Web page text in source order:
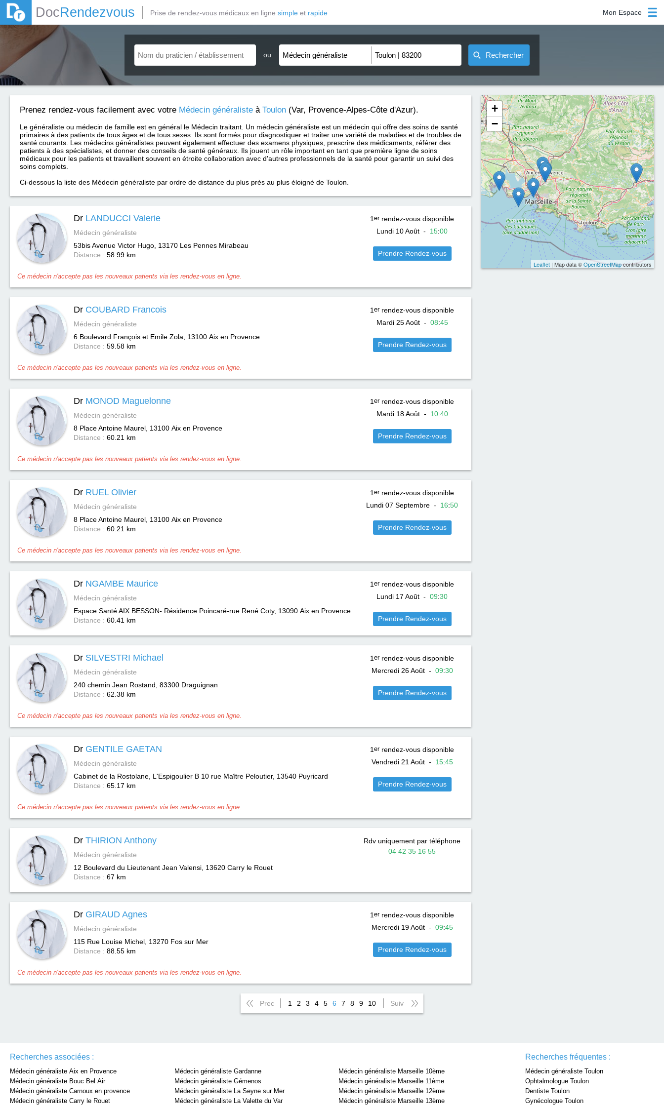
DocRendezvous Prise de rendez-vous médicaux en ligne simple et rapide Mon Espace
ou Rechercher
+
−
Leaflet | Map data ©OpenStreetMapcontributors
Prenez rendez-vous facilement avec votre Médecin généraliste à Toulon (Var, Provence-Alpes-Côte d'Azur).
Le généraliste ou médecin de famille est en général le Médecin traitant. Un médecin généraliste est un médecin qui offre des soins de santé
primaires à des patients de tous âges et de tous sexes. Ils sont formés pour diagnostiquer et traiter une variété de maladies et de troubles de
santé courants. Les médecins généralistes peuvent également effectuer des examens physiques, prescrire des médicaments, référer des
patients à des spécialistes, et donner des conseils de santé généraux. Ils jouent un rôle important en tant que première ligne de soins
médicaux pour les patients et travaillent souvent en étroite collaboration avec d'autres professionnels de la santé pour garantir un suivi des
soins complets.
Ci-dessous la liste des Médecin généraliste par ordre de distance du plus près au plus éloigné de Toulon.
Dr LANDUCCI Valerie
Médecin généraliste
53bis Avenue Victor Hugo, 13170 Les Pennes Mirabeau
Distance : 58.99 km
1 errendez-vous disponible
Lundi 10 Août - 15:00
Prendre Rendez-vous
Ce médecin n'accepte pas les nouveaux patients via les rendez-vous en ligne.
Dr COUBARD Francois
Médecin généraliste
6 Boulevard François et Emile Zola, 13100 Aix en Provence
Distance : 59.58 km
1 errendez-vous disponible
Mardi 25 Août- 08:45
Prendre Rendez-vous
Ce médecin n'accepte pas les nouveaux patients via les rendez-vous en ligne.
Dr MONOD Maguelonne
Médecin généraliste
8 Place Antoine Maurel, 13100 Aix en Provence
Distance : 60.21 km
1 errendez-vous disponible
Mardi 18 Août- 10:40
Prendre Rendez-vous
Ce médecin n'accepte pas les nouveaux patients via les rendez-vous en ligne.
Dr RUEL Olivier
Médecin généraliste
8 Place Antoine Maurel, 13100 Aix en Provence
Distance : 60.21 km
1 errendez-vous disponible
Lundi 07 Septembre - 16:50
Prendre Rendez-vous
Ce médecin n'accepte pas les nouveaux patients via les rendez-vous en ligne.
Dr NGAMBE Maurice
Médecin généraliste
Espace Santé AIX BESSON- Résidence Poincaré-rue René Coty, 13090 Aix en Provence
Distance : 60.41 km
1 errendez-vous disponible
Lundi 17 Août - 09:30
Prendre Rendez-vous
Dr SILVESTRI Michael
Médecin généraliste
240 chemin Jean Rostand, 83300 Draguignan
Distance : 62.38 km
1 errendez-vous disponible
Mercredi 26 Août- 09:30
Prendre Rendez-vous
Ce médecin n'accepte pas les nouveaux patients via les rendez-vous en ligne.
Dr GENTILE GAETAN
Médecin généraliste
Cabinet de la Rostolane, L'Espigoulier B 10 rue Maître Peloutier, 13540 Puyricard
Distance : 65.17 km
1 errendez-vous disponible
Vendredi 21 Août- 15:45
Prendre Rendez-vous
Ce médecin n'accepte pas les nouveaux patients via les rendez-vous en ligne.
Dr THIRION Anthony
Médecin généraliste
12 Boulevard du Lieutenant Jean Valensi, 13620 Carry le Rouet
Distance : 67 km
Rdv uniquement par téléphone
04 42 35 16 55
Dr GIRAUD Agnes
Médecin généraliste
115 Rue Louise Michel, 13270 Fos sur Mer
Distance : 88.55 km
1 errendez-vous disponible
Mercredi 19 Août- 09:45
Prendre Rendez-vous
Ce médecin n'accepte pas les nouveaux patients via les rendez-vous en ligne.
Prec 1 2 3 4 5 6 7 8 9 10 Suiv
Recherches associées :
Médecin généraliste Aix en Provence
Médecin généraliste Bouc Bel Air
Médecin généraliste Carnoux en provence
Médecin généraliste Carry le Rouet
Médecin généraliste Gardanne
Médecin généraliste Gémenos
Médecin généraliste La Seyne sur Mer
Médecin généraliste La Valette du Var
Médecin généraliste Marseille 10ème
Médecin généraliste Marseille 11ème
Médecin généraliste Marseille 12ème
Médecin généraliste Marseille 13ème
Recherches fréquentes :
Médecin généraliste Toulon
Ophtalmologue Toulon
Dentiste Toulon
Gynécologue Toulon